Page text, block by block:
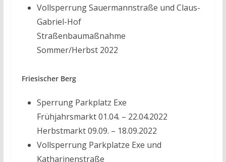
Vollsperrung Sauermannstraße und Claus-
Gabriel-Hof
Straßenbaumaßnahme
Sommer/Herbst 2022
Friesischer Berg
Sperrung Parkplatz Exe
Frühjahrsmarkt 01.04. – 22.04.2022
Herbstmarkt 09.09. – 18.09.2022
Vollsperrung Parkplatze Exe und
Katharinenstraße